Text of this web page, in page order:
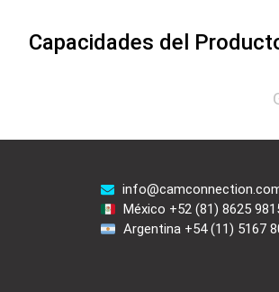
Capacidades del
México +52 (81) 8625
Argentina +54 (11) 5167